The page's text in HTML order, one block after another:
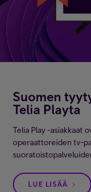
Suomen
Telia Playta
Telia Play -asiakkaat
operaattoreiden tv-
LUE LISÄÄ